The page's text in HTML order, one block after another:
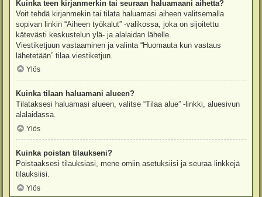
Kuinka teen kirjanmerkin tai seuraan haluamaani aihetta?
Voit tehdä kirjanmekin tai tilata haluamasi aiheen valitsemalla
sopivan linkin “Aiheen työkalut” -valikossa, joka on sijoitettu
kätevästi keskustelun ylä- ja alalaidan lähelle.
Viestiketjuun vastaaminen ja valinta “Huomauta kun vastaus
lähetetään” tilaa viestiketjun.
Ylös
Kuinka tilaan haluamani alueen?
Tilataksesi haluamasi alueen, valitse “Tilaa alue” -linkki, aluesivun
alalaidassa.
Ylös
Kuinka poistan tilaukseni?
Poistaaksesi tilauksiasi, mene omiin asetuksiisi ja seuraa linkkejä
tilauksiisi.
Ylös